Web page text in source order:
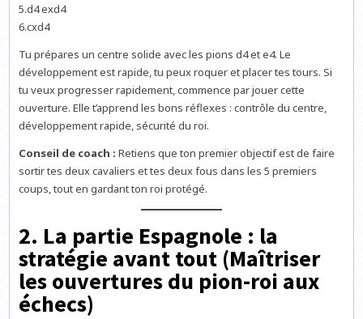
5.d4 exd4
6.cxd4
Tu prépares un centre solide avec les pions d4 et e4. Le
développement est rapide, tu peux roquer et placer tes tours. Si
tu veux progresser rapidement, commence par jouer cette
ouverture. Elle t’apprend les bons réflexes : contrôle du centre,
développement rapide, sécurité du roi.
Conseil de coach : Retiens que ton premier objectif est de faire
sortir tes deux cavaliers et tes deux fous dans les 5 premiers
coups, tout en gardant ton roi protégé.
2. La partie Espagnole : la
stratégie avant tout (Maîtriser
les ouvertures du pion-roi aux
échecs)